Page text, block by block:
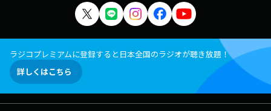
ラジコプレミアムに登録すると日本全国のラジオが聴き放題！
詳しくはこちら